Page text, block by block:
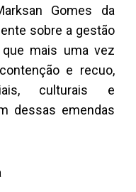
Gomes da
sobre a gestão
mais uma vez
e recuo,
culturais e
dessas emendas